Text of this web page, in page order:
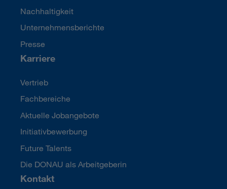
Nachhaltigkeit
Unternehmensberichte
Presse
Karriere
Vertrieb
Fachbereiche
Aktuelle Jobangebote
Initiativbewerbung
Future Talents
Die DONAU als Arbeitgeberin
Kontakt